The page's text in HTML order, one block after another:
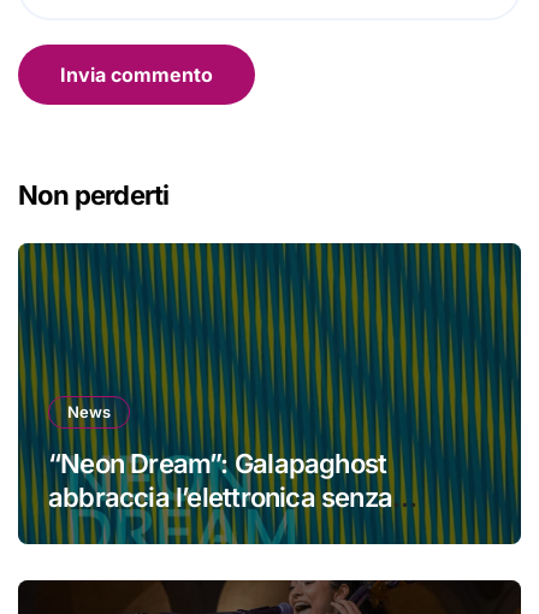
Non perderti
News
“Neon Dream”: Galapaghost
abbraccia l’elettronica senza
perdere la propria identità